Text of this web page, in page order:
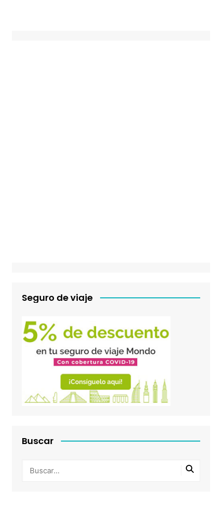
Seguro de viaje
Buscar